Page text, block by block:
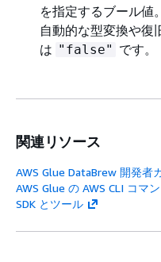
を指定するブール値
自動的な型変換や復
は "false" です。
関連リソース
AWS Glue DataBrew 開発者
AWS Glue の AWS CLI コマ
SDK とツール